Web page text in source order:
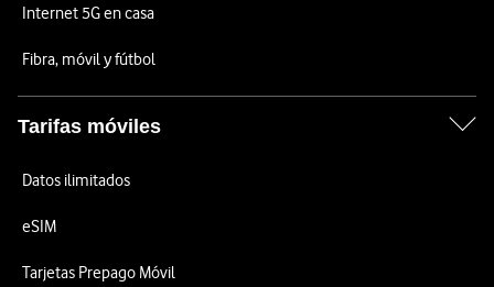
Internet 5G en casa
Fibra, móvil y fútbol
Tarifas móviles
Datos ilimitados
eSIM
Tarjetas Prepago Móvil